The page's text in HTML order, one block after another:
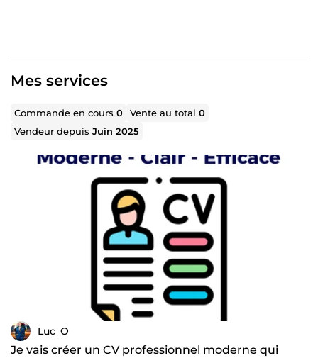
Mes services
Commande en cours0 Vente au total0
Vendeur depuisJuin 2025
Luc_O
Je vais créer un CV professionnel moderne qui